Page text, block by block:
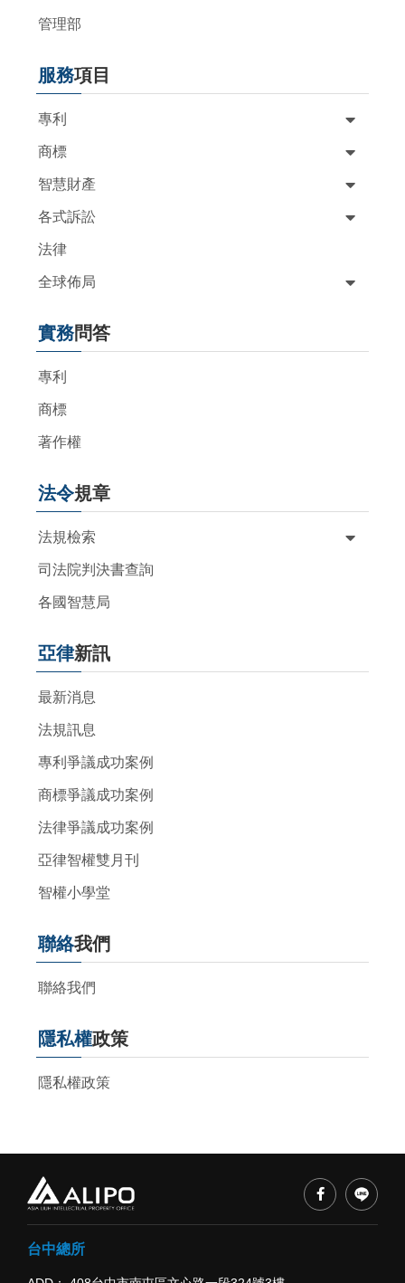
管理部
服務項目
專利
商標
智慧財產
各式訴訟
法律
全球佈局
實務問答
專利
商標
著作權
法令規章
法規檢索
司法院判決書查詢
各國智慧局
亞律新訊
最新消息
法規訊息
專利爭議成功案例
商標爭議成功案例
法律爭議成功案例
亞律智權雙月刊
智權小學堂
聯絡我們
聯絡我們
隱私權政策
隱私權政策
台中總所